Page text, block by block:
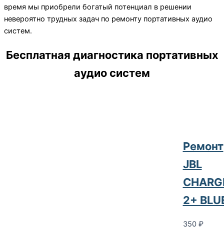
время мы приобрели богатый потенциал в решении
невероятно трудных задач по ремонту портативных аудио
систем.
Бесплатная диагностика портативных
аудио систем
Ремонт
JBL
2+
350 ₽